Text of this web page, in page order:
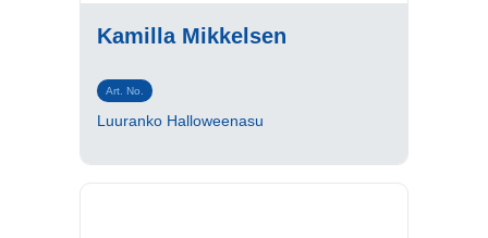
Kamilla Mikkelsen
Art. No.
Luuranko Halloweenasu